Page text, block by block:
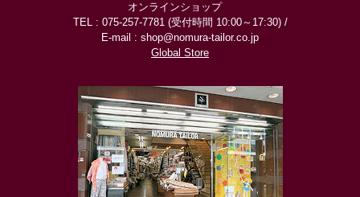
オンラインショップ
TEL : 075-257-7781 (受付時間 10:00～17:30) /
E-mail : shop@nomura-tailor.co.jp
Global Store